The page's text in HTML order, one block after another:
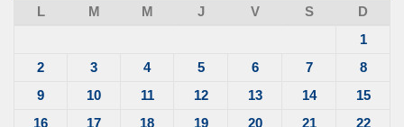
L
M M J V S
D
1
2
3 4 5 6 7
8
9
10 11 12 13 14
15
16
17 18 19 20 21
22